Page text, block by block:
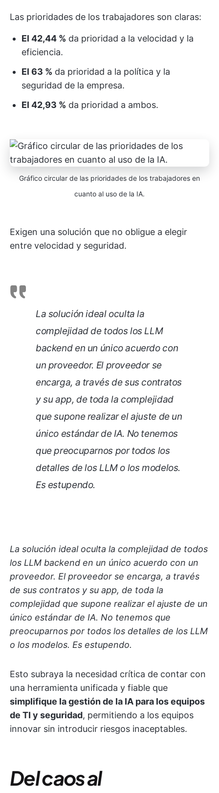
Las prioridades de los trabajadores son claras:
El 42,44 % da prioridad a la velocidad y la
eficiencia.
El 63 % da prioridad a la política y la
seguridad de la empresa.
El 42,93 % da prioridad a ambos.
Gráfico circular de las prioridades de los trabajadores en
cuanto al uso de la IA.
Exigen una solución que no obligue a elegir
entre velocidad y seguridad.
La solución ideal oculta la
complejidad de todos los LLM
backend en un único acuerdo con
un proveedor. El proveedor se
encarga, a través de sus contratos
y su app, de toda la complejidad
que supone realizar el ajuste de un
único estándar de IA. No tenemos
que preocuparnos por todos los
detalles de los LLM o los modelos.
Es estupendo.
La solución ideal oculta la complejidad de todos
los LLM backend en un único acuerdo con un
proveedor. El proveedor se encarga, a través
de sus contratos y su app, de toda la
complejidad que supone realizar el ajuste de un
único estándar de IA. No tenemos que
preocuparnos por todos los detalles de los LLM
o los modelos. Es estupendo.
Esto subraya la necesidad crítica de contar con
una herramienta unificada y fiable que
simplifique la gestión de la IA para los equipos
de TI y seguridad, permitiendo a los equipos
innovar sin introducir riesgos inaceptables.
Del caos al